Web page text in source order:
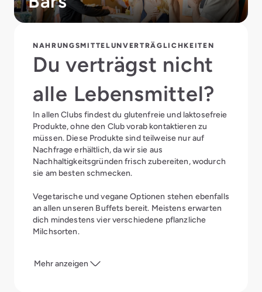
NAHRUNGSMITTELUNVERTRÄGLICHKEITEN
Du verträgst nicht
alle Lebensmittel?
In allen Clubs findest du glutenfreie und laktosefreie
Produkte, ohne den Club vorab kontaktieren zu
müssen. Diese Produkte sind teilweise nur auf
Nachfrage erhältlich, da wir sie aus
Nachhaltigkeitsgründen frisch zubereiten, wodurch
sie am besten schmecken.
Vegetarische und vegane Optionen stehen ebenfalls
an allen unseren Buffets bereit. Meistens erwarten
dich mindestens vier verschiedene pflanzliche
Milchsorten.
sodass du immer genau weißt, was du genießt.
Mehr anzeigen